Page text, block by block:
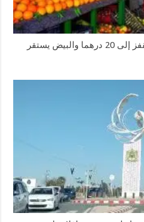
في أول أيام رمضان.. الفلفل تقفز إلى 20 درهما والبيض يستقر